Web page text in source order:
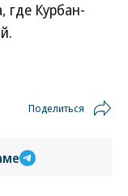
где Курбан-
Поделиться